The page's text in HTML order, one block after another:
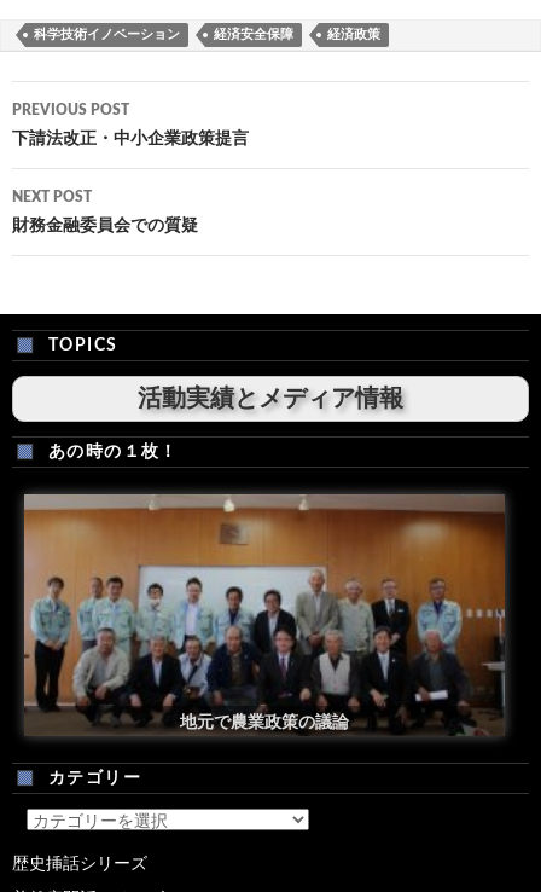
科学技術イノベーション 経済安全保障 経済政策
Post
navigation
PREVIOUS POST
下請法改正・中小企業政策提言
NEXT POST
財務金融委員会での質疑
TOPICS
活動実績とメディア情報
あの時の１枚！
安倍総理米国議会演説後の一コマ
地元で農業政策の議論
カテゴリー
カ
テ
歴史挿話シリーズ